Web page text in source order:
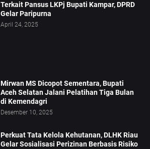
Terkait Pansus LKPj Bupati Kampar, DPRD
Gelar Paripurna
April 24, 2025
Mirwan MS Dicopot Sementara, Bupati
Aceh Selatan Jalani Pelatihan Tiga Bulan
di Kemendagri
Desember 10, 2025
Perkuat Tata Kelola Kehutanan, DLHK Riau
Gelar Sosialisasi Perizinan Berbasis Risiko